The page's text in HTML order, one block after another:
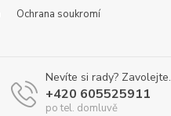
Ochrana soukromí
Nevíte si rady? Zavolejte.
+420 605525911
po tel. domluvě